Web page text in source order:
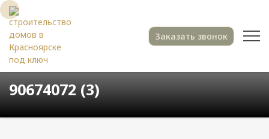
Заказать звонок
90674072 (3)